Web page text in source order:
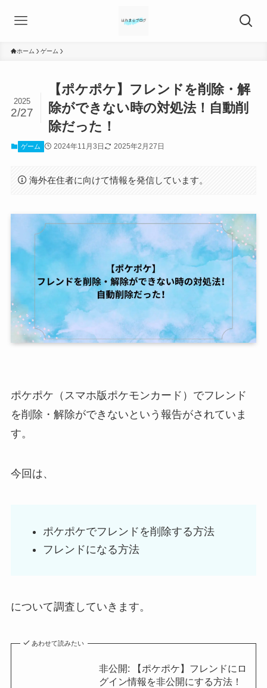
ホーム ゲーム
【ポケポケ】フレンドを削除・解
除ができない時の対処法！自動削
除だった！
2025
2/27
ゲーム 2024年11月3日 2025年2月27日
海外在住者に向けて情報を発信しています。
ポケポケ（スマホ版ポケモンカード）でフレンド
を削除・解除ができないという報告がされていま
す。
今回は、
ポケポケでフレンドを削除する方法
フレンドになる方法
について調査していきます。
あわせて読みたい
非公開: 【ポケポケ】フレンドにロ
グイン情報を非公開にする方法！